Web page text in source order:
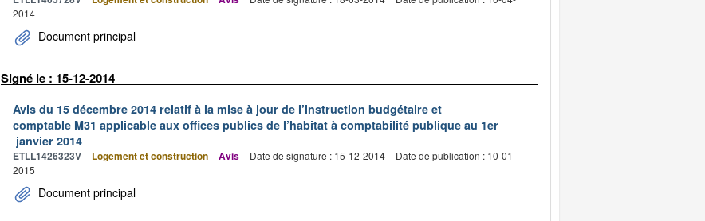
2014
Document principal
Signé le : 15-12-2014
Avis du 15 décembre 2014 relatif à la mise à jour de l’instruction budgétaire et
comptable M31 applicable aux offices publics de l’habitat à comptabilité publique au 1er
janvier 2014
ETLL1426323V Logement et construction Avis Date de signature : 15-12-2014
Date de publication : 10-01-
2015
Document principal